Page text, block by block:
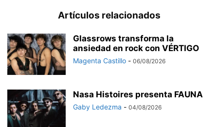
Artículos relacionados
Glassrows transforma la
ansiedad en rock con VÉRTIGO
Magenta Castillo - 06/08/2026
Nasa Histoires presenta FAUNA
Gaby Ledezma - 04/08/2026